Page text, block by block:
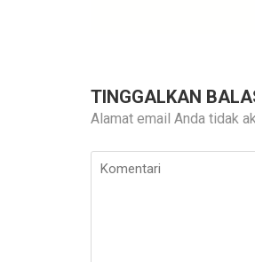
TINGGALKAN
Alamat email Anda tidak
Komentari